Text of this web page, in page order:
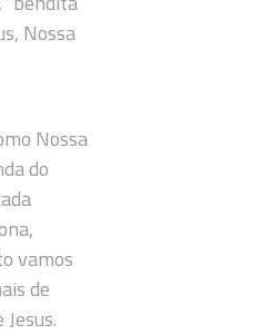
Nossa
Nossa
do
vamos
de